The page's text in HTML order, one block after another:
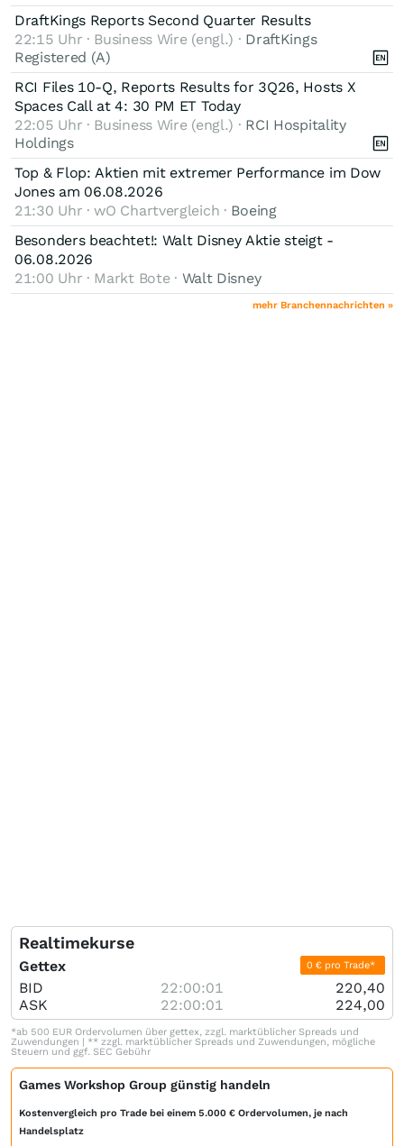
DraftKings Reports Second Quarter Results
22:15 Uhr · Business Wire (engl.) · DraftKings
Registered (A)
RCI Files 10-Q, Reports Results for 3Q26, Hosts X
Spaces Call at 4: 30 PM ET Today
22:05 Uhr · Business Wire (engl.) · RCI Hospitality
Holdings
Top & Flop: Aktien mit extremer Performance im Dow
Jones am 06.08.2026
21:30 Uhr · wO Chartvergleich · Boeing
Besonders beachtet!: Walt Disney Aktie steigt -
06.08.2026
21:00 Uhr · Markt Bote · Walt Disney
mehr Branchennachrichten »
Realtimekurse
Gettex 0 € pro Trade*
BID 22:00:01
220,40
ASK
22:00:01 224,00
*ab 500 EUR Ordervolumen über gettex, zzgl. marktüblicher Spreads und
Zuwendungen | ** zzgl. marktüblicher Spreads und Zuwendungen, mögliche
Steuern und ggf. SEC Gebühr
Games Workshop Group günstig handeln
Kostenvergleich pro Trade bei einem 5.000 € Ordervolumen, je nach
Handelsplatz